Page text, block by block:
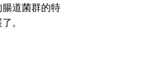
道菌群的特
。